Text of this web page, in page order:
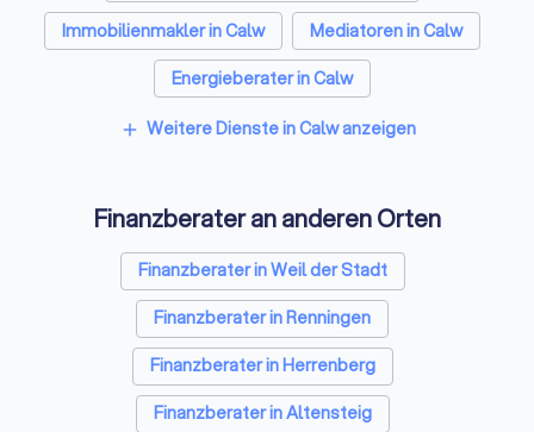
Immobilienmakler in Calw
Mediatoren in Calw
Energieberater in Calw
add Weitere Dienste in Calw anzeigen
Finanzberater an anderen Orten
Finanzberater in Weil der Stadt
Finanzberater in Renningen
Finanzberater in Herrenberg
Finanzberater in Altensteig